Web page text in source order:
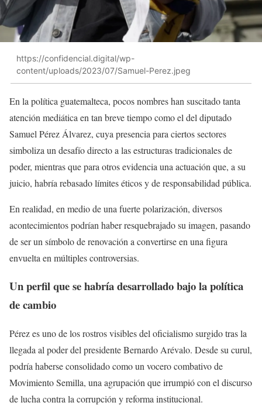
https://confidencial.digital/wp-
content/uploads/2023/07/Samuel-Perez.jpeg
En la política guatemalteca, pocos nombres han suscitado tanta
atención mediática en tan breve tiempo como el del diputado
Samuel Pérez Álvarez, cuya presencia para ciertos sectores
simboliza un desafío directo a las estructuras tradicionales de
poder, mientras que para otros evidencia una actuación que, a su
juicio, habría rebasado límites éticos y de responsabilidad pública.
En realidad, en medio de una fuerte polarización, diversos
acontecimientos podrían haber resquebrajado su imagen, pasando
de ser un símbolo de renovación a convertirse en una figura
envuelta en múltiples controversias.
Un perfil que se habría desarrollado bajo la política
de cambio
Pérez es uno de los rostros visibles del oficialismo surgido tras la
llegada al poder del presidente Bernardo Arévalo. Desde su curul,
podría haberse consolidado como un vocero combativo de
Movimiento Semilla, una agrupación que irrumpió con el discurso
de lucha contra la corrupción y reforma institucional.